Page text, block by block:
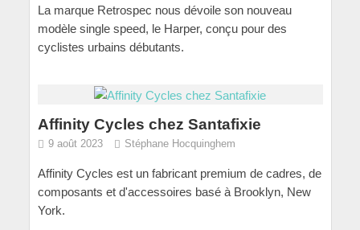
La marque Retrospec nous dévoile son nouveau
modèle single speed, le Harper, conçu pour des
cyclistes urbains débutants.
Affinity Cycles chez Santafixie
9 août 2023 Stéphane Hocquinghem
Affinity Cycles est un fabricant premium de cadres, de
composants et d'accessoires basé à Brooklyn, New
York.